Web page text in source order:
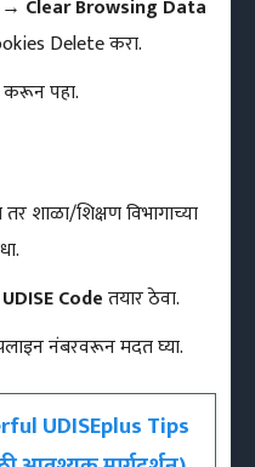
Clear Browsing Data
Delete करा.
करून पहा.
शाळा/शिक्षण विभागाच्या
Codeतयार ठेवा.
नंबरवरून मदत घ्या.
UDISEplus Tips